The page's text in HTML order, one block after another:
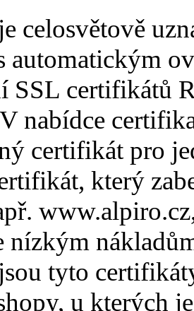
celosvětově
automatickým
SSL certifikátů
nabídce
certifikát pro
který
tyto
u kterých